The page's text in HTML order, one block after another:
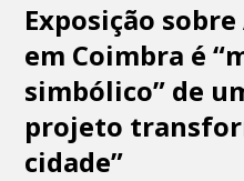
Exposição
em Coimbra é
simbólico” de
projeto
cidade”